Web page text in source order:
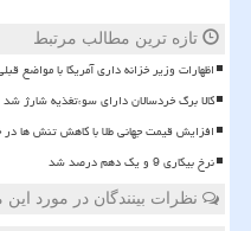
تازه ترین مطالب مرتبط
اظهارات وزیر خزانه داری آمریکا با مواضع
کالا برگ خردسالان دارای سوءتغذیه شارژ شد
افزایش قیمت جهانی طلا با کاهش تنش ها در
نرخ بیکاری 9 و یک دهم درصد شد
نظرات بینندگان در مورد